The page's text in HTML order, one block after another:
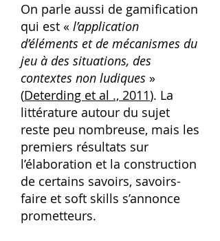
On parle aussi de gamification
qui est « l’application
d’éléments et de mécanismes du
jeu à des situations, des
contextes non ludiques »
(Deterding et al ., 2011). La
littérature autour du sujet
reste peu nombreuse, mais les
premiers résultats sur
l’élaboration et la construction
de certains savoirs, savoirs-
faire et soft skills s’annonce
prometteurs.